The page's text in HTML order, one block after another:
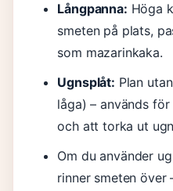
Långpanna: Höga
smeten på plats,
som mazarinkaka.
Ugnsplåt: Plan
låga) – används
och att torka ut
Om du använder
rinner smeten över